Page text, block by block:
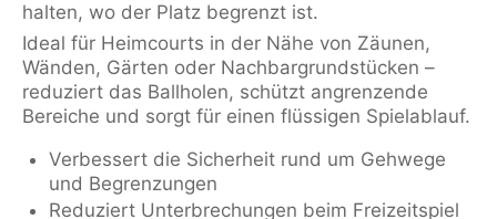
halten, wo der Platz begrenzt ist.
Ideal für Heimcourts in der Nähe von Zäunen,
Wänden, Gärten oder Nachbargrundstücken –
reduziert das Ballholen, schützt angrenzende
Bereiche und sorgt für einen flüssigen Spielablauf.
Verbessert die Sicherheit rund um Gehwege
und Begrenzungen
Reduziert Unterbrechungen beim Freizeitspiel